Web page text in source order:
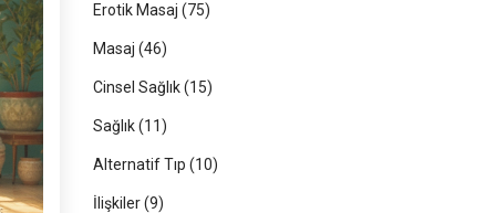
Erotik Masaj (75)
Masaj (46)
Cinsel Sağlık(15)
Sağlık(11)
Alternatif Tıp (10)
İlişkiler(9)